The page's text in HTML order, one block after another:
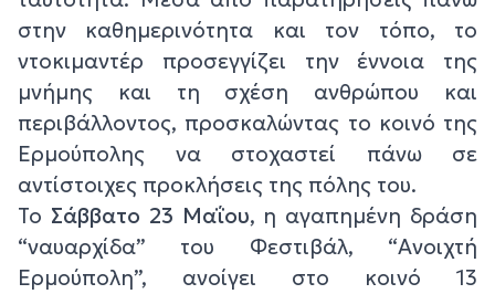
στην καθημερινότητα και τον τόπο, το
ντοκιμαντέρ προσεγγίζει την έννοια της
μνήμης και τη σχέση ανθρώπου και
περιβάλλοντος, προσκαλώντας το κοινό της
Ερμούπολης να στοχαστεί πάνω σε
αντίστοιχες προκλήσεις της πόλης του.
Το Σάββατο 23 Μαΐου, η αγαπημένη δράση
“ναυαρχίδα” του Φεστιβάλ, “Ανοιχτή
Ερμούπολη”, ανοίγει στο κοινό 13